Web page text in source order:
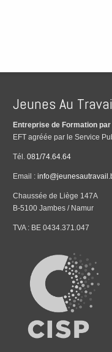
Jeunes Au
Entreprise de Formation par
EFT agréée par le Service
Tél.081/74.64.64
Email :
Chaussée de Liège 147A
B-5100 Jambes / Namur
TVA : BE 0434.371.047